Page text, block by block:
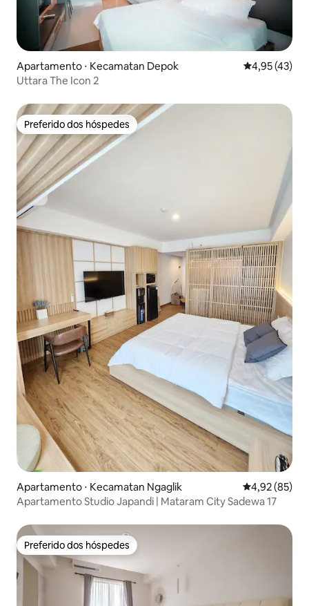
Apartamento ⋅ Kecamatan Depok 4,95 de uma
4,95 (43)
Uttara The Icon 2
Preferido dos hóspedes
Preferido dos hóspedes
Apartamento ⋅ Kecamatan Ngaglik 4,92 de uma
4,92 (85)
Apartamento Studio Japandi | Mataram City Sadewa 17
Preferido dos hóspedes
Preferido dos hóspedes